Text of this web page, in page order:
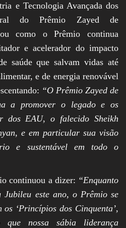
e Tecnologia Avançada dos
do Prêmio Zayed de
como o Prêmio continua
e acelerador do impacto
saúde que salvam vidas até
e de energia renovável
“O Prêmio Zayed de
a promover o legado e os
dos EAU, o falecido Sheikh
e em particular sua visão
e sustentável em todo o
continuou a dizer: “Enquanto
Jubileu este ano, o Prêmio se
‘Princípios dos Cinquenta’,
nossa sábia liderança